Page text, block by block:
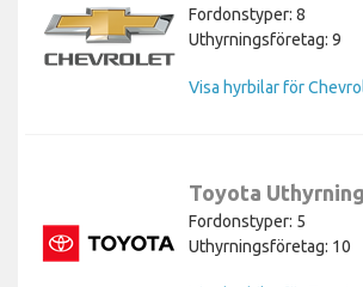
Fordonstyper: 8
Uthyrningsföretag: 9
Visa hyrbilar för
Toyota Uthyrning
Fordonstyper: 5
Uthyrningsföretag: 10